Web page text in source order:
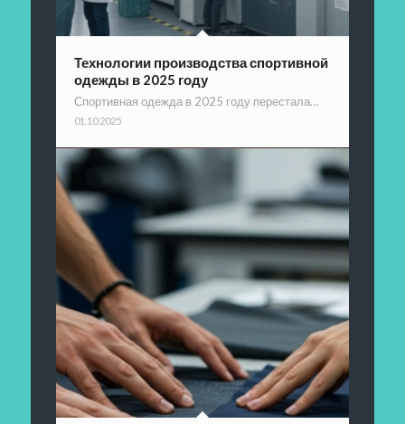
Технологии производства спортивной
одежды в 2025 году
Спортивная одежда в 2025 году перестала…
01.10.2025